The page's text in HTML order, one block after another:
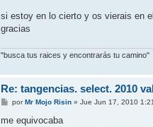
si estoy en lo cierto y os vierais en
gracias
"busca tus raices y encontrarás tu camino"
Re: tangencias. select. 2010
M
n
porMr Mojo Risin» Jue Jun 17, 2010
me equivocaba